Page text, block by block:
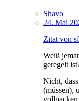
Shavo
24. Mai
Zitat von
Weiß
geregelt
Nicht,
(müssen),